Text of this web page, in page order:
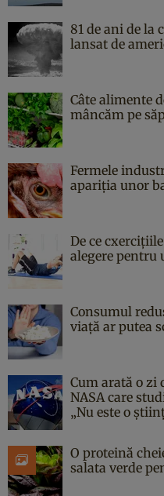
81 de ani de la
lansat de
Câte alimente
mâncăm pe
Fermele
apariția unor
De ce
alegere pentru
Consumul
viață ar putea
Cum arată o zi
NASA care
„Nu este o
O proteină
salata verde